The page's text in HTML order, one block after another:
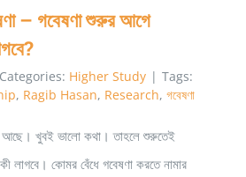
– গবেষণা শুরুর আগে
Categories: Higher Study | Tags:
, Ragib Hasan, Research, গবেষণা
আছে। খুবই ভালো কথা। তাহলে শুরুতেই
লাগবে। কোমর বেঁধে গবেষণা করতে নামার